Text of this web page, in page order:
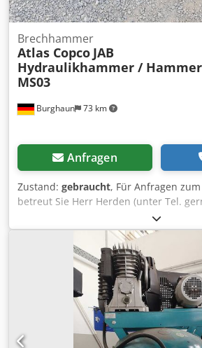
Burghaun 73 km
Brechhammer
Atlas Copco JAB
Hydraulikhammer /
MS03
Anfragen
Zustand: gebraucht, Für Anfragen
betreut Sie Herr Herden (unter Tel.
Hydraulikhammer / Hammer / MS03 /
verfügbar Chsdpfjznrr Eox Actea
4.153,10 € brutto - Gewicht (kg): 336 -
(mm): 1.500 - Meisseldurchmesser
inkl. MS03 Adapterplatte Viele weitere
(MS01 / MS03 / MS08 / CW05 / CW10 /
OQ70/55 / usw...) lagernd und sofort
unserem Lager haben wir eine sehr
verschiedenen Anbaugeräten, die